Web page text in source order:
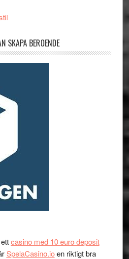
SKAPA BEROENDE
casino med 10 euro deposit
SpelaCasino.ioen riktigt bra